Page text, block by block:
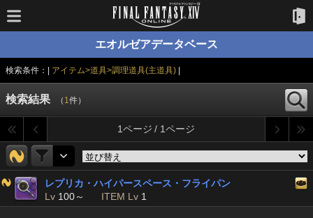
エオルゼアデータベース
検索条件：| アイテム>道具>調理道具(主道具)|
検索結果 （ 1件）
1ページ / 1ページ
レプリカ・ハイパースペース・フライパン
Lv 100～ ITEM Lv 1